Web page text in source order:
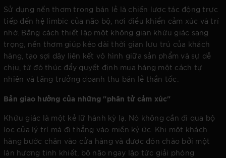
Sử dụng nến thơm trong bán lẻ là chiến lược tác động trực
tiếp đến hệ limbic của não bộ, nơi điều khiển cảm xúc và trí
nhớ. Bằng cách thiết lập một không gian khứu giác sang
trọng, nến thơm giúp kéo dài thời gian lưu trú của khách
hàng, tạo sợi dây liên kết vô hình giữa sản phẩm và sự dễ
chịu, từ đó thúc đẩy quyết định mua hàng một cách tự
nhiên và tăng trưởng doanh thu bán lẻ thần tốc.
Bản giao hưởng của những "phân tử cảm xúc"
Khứu giác là một kẻ lữ hành kỳ lạ. Nó không cần đi qua bộ
lọc của lý trí mà đi thẳng vào miền ký ức. Khi một khách
hàng bước chân vào cửa hàng và được đón chào bởi một
làn hương tinh khiết, bộ não ngay lập tức giải phóng